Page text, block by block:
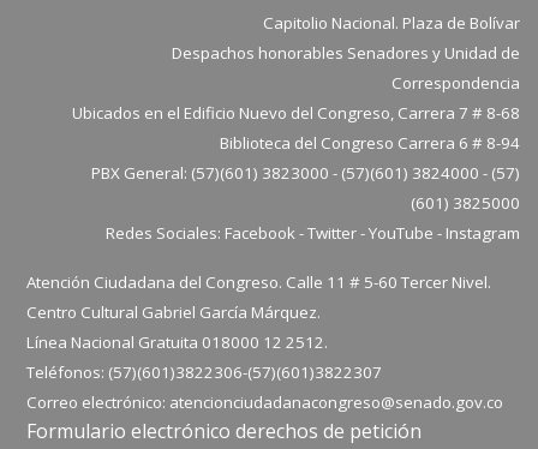
Capitolio Nacional. Plaza de Bolívar
Despachos honorables Senadores y Unidad de
Correspondencia
Ubicados en el Edificio Nuevo del Congreso, Carrera 7 # 8-68
Biblioteca del Congreso Carrera 6 # 8-94
PBX General: (57)(601) 3823000 - (57)(601) 3824000 - (57)
(601) 3825000
Redes Sociales: Facebook-Twitter-YouTube - Instagram
Atención Ciudadana del Congreso. Calle 11 # 5-60 Tercer Nivel.
Centro Cultural Gabriel García Márquez.
Línea Nacional Gratuita 018000 12 2512.
Teléfonos: (57)(601)3822306-(57)(601)3822307
Correo electrónico: atencionciudadanacongreso@senado.gov.co
Formulario electrónico derechos de petición